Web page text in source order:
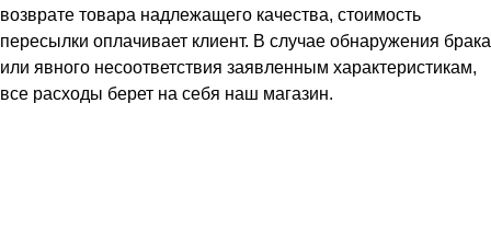
возврате товара надлежащего качества, стоимость
пересылки оплачивает клиент. В случае обнаружения брака
или явного несоответствия заявленным характеристикам,
все расходы берет на себя наш магазин.